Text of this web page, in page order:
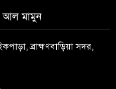
আল মামুন
ব্রাহ্মণবাড়িয়া সদর,